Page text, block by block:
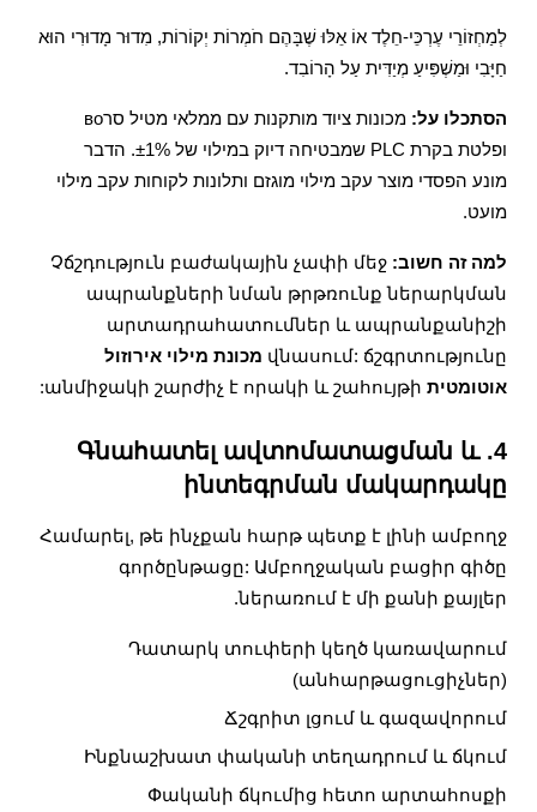
לְמַחְזוֹרֵי עֶרְכֵּי-חֵלֶד אוֹ אֵלּוּ שֶׁבָּהֶם חֹמְרוֹת יְקוֹרוֹת, מִדוּר מָדוּרִי הוּא
חַיָּבִי וּמַשְׁפִּיעַ מְיַדִּית עַל הָרוֹבִד.
הסתכלו על:
מכונות ציוד מותקנות עם ממלאי מטיל סרво
ופלטת בקרת PLC שמבטיחה דיוק במילוי של ±1%. הדבר
מונע הפסדי מוצר עקב מילוי מוגזם ותלונות לקוחות עקב מילוי
מועט.
למה זה חשוב: Չճշդություն բաժակային չափի մեջ
ապրանքների նման թրթռունք ներարկման
արտադրահատումներ և ապրանքանիշի
վնասում: ճշգրտությունը מכונת מילוי אירוזול
אוטומטית անմիջակի շարժիչ է որակի և շահույթի:
4. Գնահատել ավտոմատացման և
ինտեգրման մակարդակը
Համարել, թե ինչքան հարթ պետք է լինի ամբողջ
գործընթացը: Ամբողջական բացիր գիծը
ներառում է մի քանի քայլեր.
Դատարկ տուփերի կեղծ կառավարում
(անհարթացուցիչներ)
Ճշգրիտ լցում և գազավորում
Ինքնաշխատ փականի տեղադրում և ճկում
Փականի ճկումից հետո արտահոսքի